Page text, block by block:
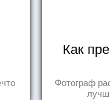
Как
Фотограф